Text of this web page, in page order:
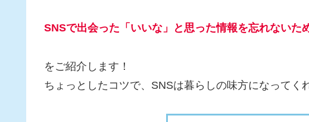
SNSで出会った「いいな」と思った情報を忘れないた
をご紹介します！
ちょっとしたコツで、SNSは暮らしの味方になってく